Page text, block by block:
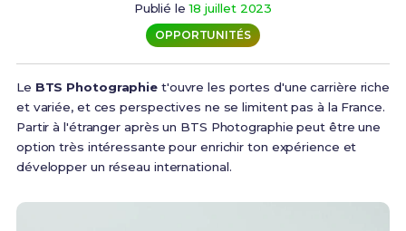
Publié le18 juillet 2023
OPPORTUNITÉS
Le BTS Photographie t'ouvre les portes d'une carrière riche
et variée, et ces perspectives ne se limitent pas à la France.
Partir à l'étranger après un BTS Photographie peut être une
option très intéressante pour enrichir ton expérience et
développer un réseau international.